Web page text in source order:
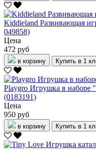
Kiddieland Развивающая
049858)
Цена
472 руб
в корзину Купить в 1
Playgro Игрушка в наборе
(0183191)
Цена
950 руб
в корзину Купить в 1